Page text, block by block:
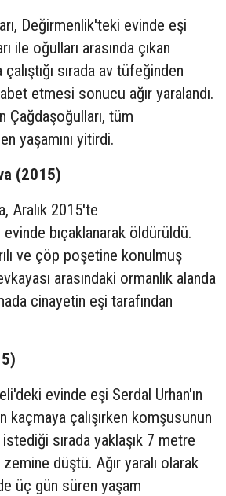
Değirmenlik'teki evinde eşi
ile oğulları arasında çıkan
çalıştığı sırada av tüfeğinden
etmesi sonucu ağır yaralandı.
Çağdaşoğulları, tüm
yaşamını yitirdi.
(2015)
Aralık 2015'te
bıçaklanarak öldürüldü.
ve çöp poşetine konulmuş
arasındaki ormanlık alanda
cinayetin eşi tarafından
evinde eşi Serdal Urhan'ın
kaçmaya çalışırken komşusunun
sırada yaklaşık 7 metre
düştü. Ağır yaralı olarak
üç gün süren yaşam